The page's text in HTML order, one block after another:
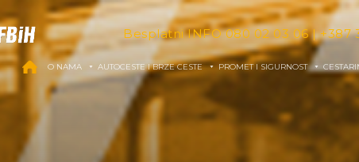
Besplatni INFO080 02 03 06|+387
O NAMA AUTOCESTE I BRZE CESTE PROMET I SIGURNOST